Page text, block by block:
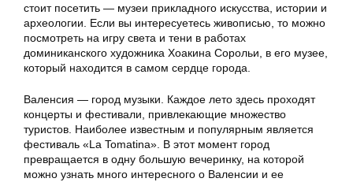
стоит посетить — музеи прикладного искусства, истории и
археологии. Если вы интересуетесь живописью, то можно
посмотреть на игру света и тени в работах
доминиканского художника Хоакина Сорольи, в его музее,
который находится в самом сердце города.
Валенсия — город музыки. Каждое лето здесь проходят
концерты и фестивали, привлекающие множество
туристов. Наиболее известным и популярным является
фестиваль «La Tomatina». В этот момент город
превращается в одну большую вечеринку, на которой
можно узнать много интересного о Валенсии и ее